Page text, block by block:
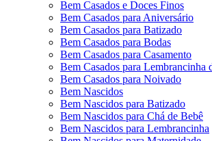
Bem Casados e Doces Finos
Bem Casados para Aniversário
Bem Casados para Batizado
Bem Casados para Bodas
Bem Casados para Casamento
Bem Casados para Lembrancinha
Bem Casados para Noivado
Bem Nascidos
Bem Nascidos para Batizado
Bem Nascidos para Chá de Bebê
Bem Nascidos para Lembrancinha